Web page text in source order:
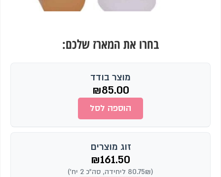
בחרו את המארז שלכם:
מוצר בודד
₪85.00
הוספה לסל
זוג מוצרים
₪161.50
(80.75₪ ליחידה, סה"כ 2 יח')